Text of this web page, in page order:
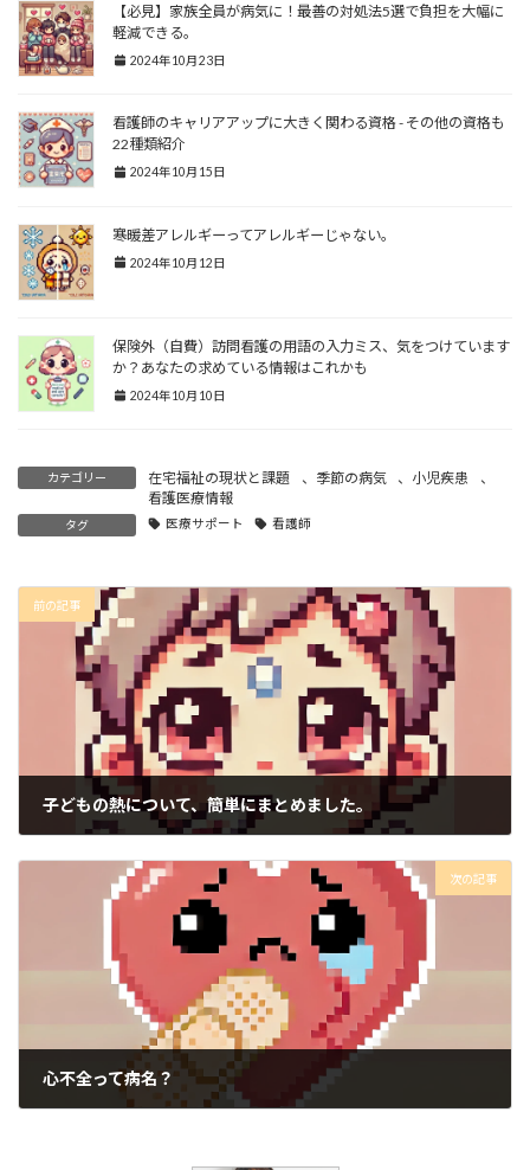
【必見】家族全員が病気に！最善の対処法5選で負担を大幅に
軽減できる。
2024年10月23日
看護師のキャリアアップに大きく関わる資格 - その他の資格も
22種類紹介
2024年10月15日
寒暖差アレルギーってアレルギーじゃない。
2024年10月12日
保険外（自費）訪問看護の用語の入力ミス、気をつけています
か？あなたの求めている情報はこれかも
2024年10月10日
カテゴリー 在宅福祉の現状と課題 、 季節の病気 、 小児疾患
、
看護医療情報
タグ 医療サポート 看護師
前の記事
子どもの熱について、簡単にまとめました。
次の記事
心不全って病名？